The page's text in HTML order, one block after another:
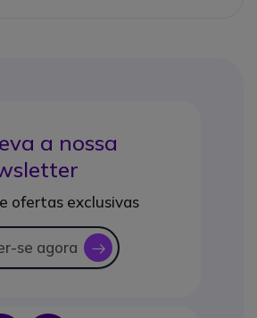
a nossa
ofertas exclusivas
se agora icon